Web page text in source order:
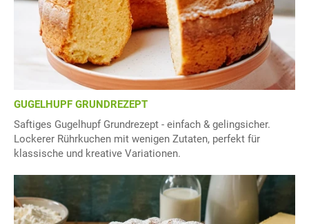
GUGELHUPF GRUNDREZEPT
Saftiges Gugelhupf Grundrezept - einfach & gelingsicher.
Lockerer Rührkuchen mit wenigen Zutaten, perfekt für
klassische und kreative Variationen.